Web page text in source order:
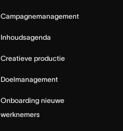
Campagnemanagement
Inhoudsagenda
Creatieve productie
Doelmanagement
Onboarding nieuwe
werknemers